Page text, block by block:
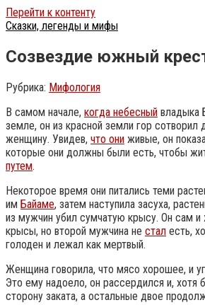
Перейти к контенту
Сказки, легенды и мифы
Созвездие южный
Рубрика: Мифология
В самом начале, когда небесный владыка
земле, он из красной земли гор сотворил
женщину. Увидев, что они живые, он
которые они должны были есть, чтобы
путем.
Некоторое время они питались теми
им Байаме, затем наступила засуха,
из мужчин убил сумчатую крысу. Он сам
крысы, но второй мужчина не стал есть,
голоден и лежал как мертвый.
Женщина говорила, что мясо хорошее, и
Это ему надоело, он рассердился и, хотя
сторону заката, а остальные двое